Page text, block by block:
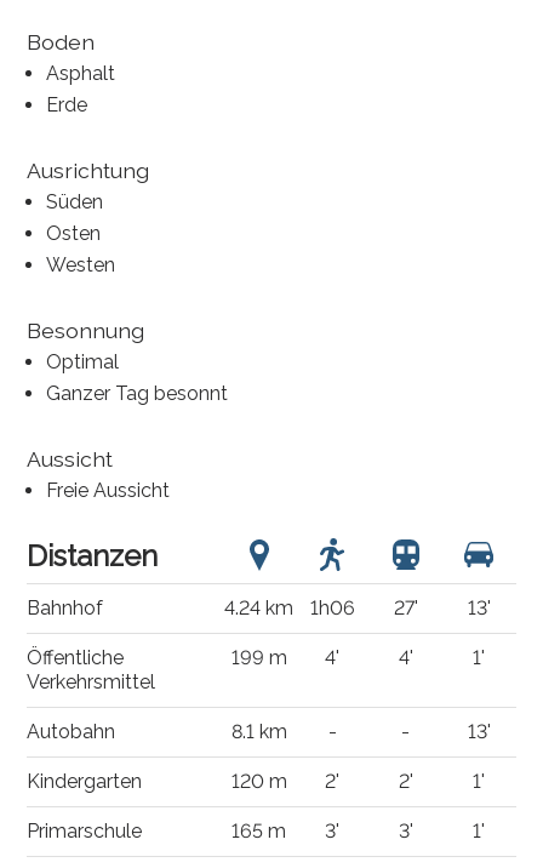
Boden
Asphalt
Erde
Ausrichtung
Süden
Osten
Westen
Besonnung
Optimal
Ganzer Tag besonnt
Aussicht
Freie Aussicht
Distanzen
Bahnhof 4.24 km 1h06 27' 13'
Öffentliche
Verkehrsmittel
199 m 4' 4' 1'
Autobahn 8.1 km - - 13'
Kindergarten 120 m 2' 2' 1'
Primarschule 165 m 3' 3' 1'